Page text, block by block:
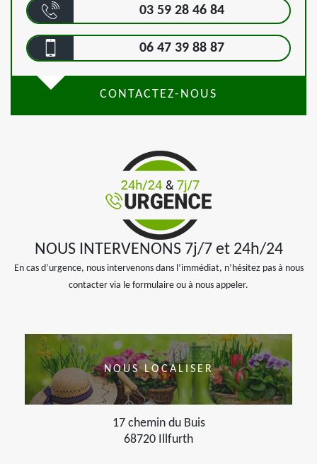
03 59 28 46 84
06 47 39 88 87
CONTACTEZ-NOUS
NOUS INTERVENONS 7j/7 et 24h/24
En cas d’urgence, nous intervenons dans l’immédiat, n’hésitez pas à nous
contacter via le formulaire ou à nous appeler.
NOUS LOCALISER
17 chemin du Buis
68720 Illfurth